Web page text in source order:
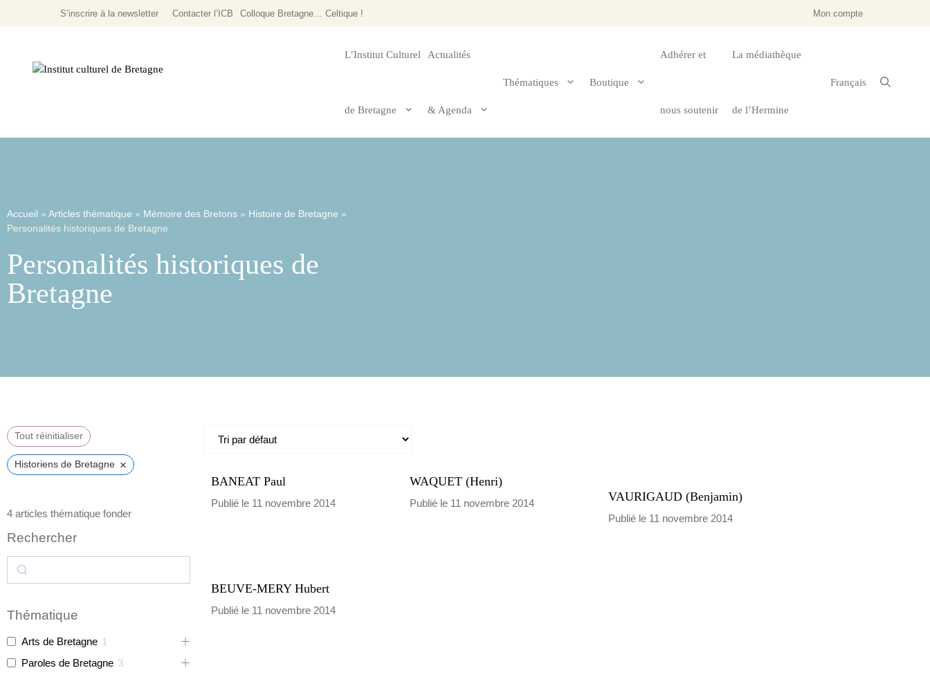
S’inscrire à la newsletter Contacter l’ICB Mon compte
Colloque Bretagne… Celtique !
L’Institut Culturel
de Bretagne
Actualités
& Agenda
Thématiques
Passé
Présent
Boutique
Adhérer et
nous soutenir
La médiathèque
de l’Hermine
Français
Accueil » Articles thématique » Mémoire des Bretons » Histoire de Bretagne »
Personalités historiques de Bretagne
Personalités historiques de
Bretagne
Tout réinitialiser
Historiens de Bretagne ×
4 articles thématique fonder
Rechercher
Thématique
Arts de Bretagne 1
Paroles de Bretagne 3
BANEAT Paul
Publié le 11 novembre 2014
WAQUET (Henri)
Publié le 11 novembre 2014 VAURIGAUD (Benjamin)
Publié le 11 novembre 2014
BEUVE-MERY Hubert
Publié le 11 novembre 2014